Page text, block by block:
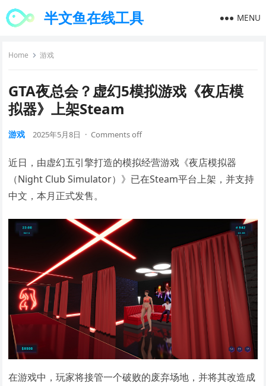
半文鱼在线工具 MENU
Home 游戏
GTA夜总会？虚幻5模拟游戏《夜店模
拟器》上架Steam
游戏 2025年5月8日 · Comments off
近日，由虚幻五引擎打造的模拟经营游戏《夜店模拟器
（Night Club Simulator）》已在Steam平台上架，并支持
中文，本月正式发售。
在游戏中，玩家将接管一个破败的废弃场地，并将其改造成